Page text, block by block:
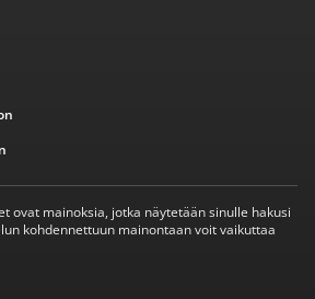
ovat mainoksia, jotka näytetään sinulle hakusi
kohdennettuun mainontaan voit vaikuttaa